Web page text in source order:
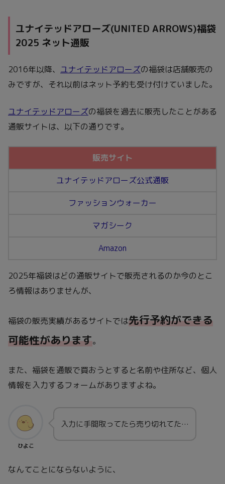
ユナイテッドアローズ(UNITED ARROWS)福袋
2025 ネット通販
2016年以降、 ユナイテッドアローズの福袋は店舗販売の
みですが、それ以前はネット予約も受け付けていました。
ユナイテッドアローズの福袋を過去に販売したことがある
通販サイトは、以下の通りです。
販売サイト
ユナイテッドアローズ公式通販
ファッションウォーカー
マガシーク
Amazon
2025年福袋はどの通販サイトで販売されるのか今のとこ
ろ情報はありませんが、
福袋の販売実績があるサイトでは先行予約ができる
可能性があります。
また、福袋を通販で買おうとすると名前や住所など、個人
情報を入力するフォームがありますよね。
ひよこ
入力に手間取ってたら売り切れてた…
なんてことにならないように、